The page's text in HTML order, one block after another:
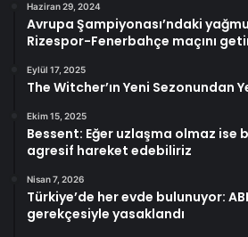
Haziran 29, 2024
Avrupa Şampiyonası’ndaki
Rizespor-Fenerbahçe maçını
Eylül 17, 2025
The Witcher’ın Yeni Sezonundan
Ekim 15, 2025
Bessent: Eğer uzlaşma olmaz ise
agresif hareket edebiliriz
Nisan 7, 2026
Türkiye’de her evde bulunuyor:
gerekçesiyle yasaklandı